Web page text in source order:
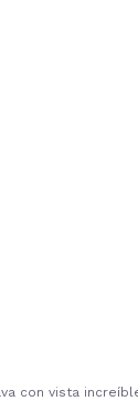
con vista